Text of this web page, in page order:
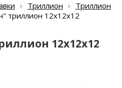
Триллион
Триллион
триллион 12х12х12
12х12х12